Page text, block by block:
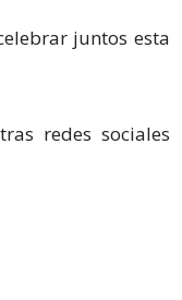
juntos esta
redes sociales